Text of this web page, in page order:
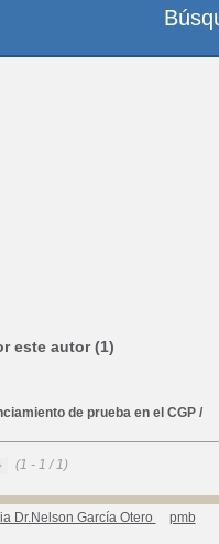
este autor (1)
de prueba en el CGP /
(1 - 1 / 1)
Dr.Nelson García Otero pmb